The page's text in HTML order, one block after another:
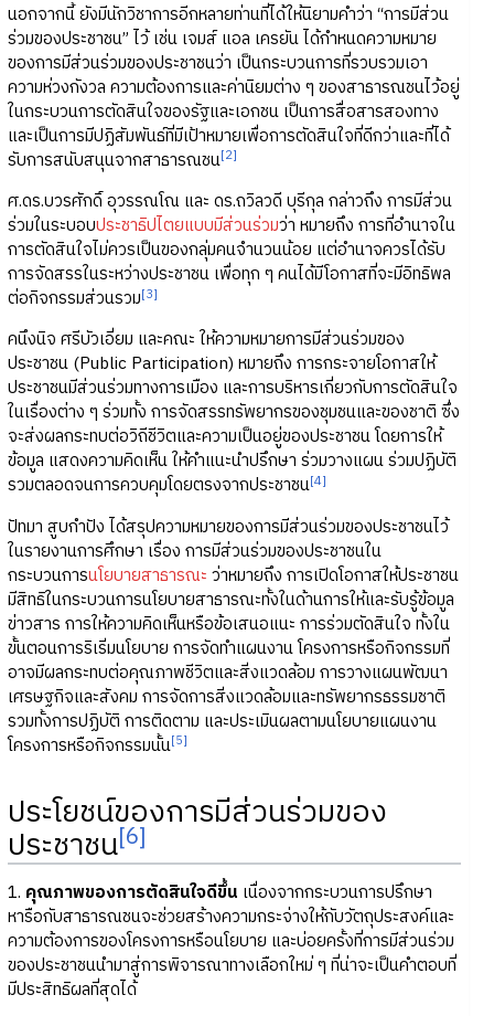
นอกจากนี้ ยังมีนักวิชาการอีกหลายท่านที่ได้ให้นิยามคำว่า “การมีส่วน
ร่วมของประชาชน” ไว้ เช่น เจมส์ แอล เครยัน ได้กำหนดความหมาย
ของการมีส่วนร่วมของประชาชนว่า เป็นกระบวนการที่รวบรวมเอา
ความห่วงกังวล ความต้องการและค่านิยมต่าง ๆ ของสาธารณชนไว้อยู่
ในกระบวนการตัดสินใจของรัฐและเอกชน เป็นการสื่อสารสองทาง
และเป็นการมีปฏิสัมพันธ์ที่มีเป้าหมายเพื่อการตัดสินใจที่ดีกว่าและที่ได้
รับการสนับสนุนจากสาธารณชน[2]
ศ.ดร.บวรศักดิ์ อุวรรณโณ และ ดร.ถวิลวดี บุรีกุล กล่าวถึง การมีส่วน
ร่วมในระบอบประชาธิปไตยแบบมีส่วนร่วมว่า หมายถึง การที่อำนาจใน
การตัดสินใจไม่ควรเป็นของกลุ่มคนจำนวนน้อย แต่อำนาจควรได้รับ
การจัดสรรในระหว่างประชาชน เพื่อทุก ๆ คนได้มีโอกาสที่จะมีอิทธิพล
ต่อกิจกรรมส่วนรวม[3]
คนึงนิจ ศรีบัวเอี่ยม และคณะ ให้ความหมายการมีส่วนร่วมของ
ประชาชน (Public Participation) หมายถึง การกระจายโอกาสให้
ประชาชนมีส่วนร่วมทางการเมือง และการบริหารเกี่ยวกับการตัดสินใจ
ในเรื่องต่าง ๆ ร่วมทั้ง การจัดสรรทรัพยากรของชุมชนและของชาติ ซึ่ง
จะส่งผลกระทบต่อวิถีชีวิตและความเป็นอยู่ของประชาชน โดยการให้
ข้อมูล แสดงความคิดเห็น ให้คำแนะนำปรึกษา ร่วมวางแผน ร่วมปฏิบัติ
รวมตลอดจนการควบคุมโดยตรงจากประชาชน[4]
ปัทมา สูบกำปัง ได้สรุปความหมายของการมีส่วนร่วมของประชาชนไว้
ในรายงานการศึกษา เรื่อง การมีส่วนร่วมของประชาชนใน
กระบวนการนโยบายสาธารณะ ว่าหมายถึง การเปิดโอกาสให้ประชาชน
มีสิทธิในกระบวนการนโยบายสาธารณะทั้งในด้านการให้และรับรู้ข้อมูล
ข่าวสาร การให้ความคิดเห็นหรือข้อเสนอแนะ การร่วมตัดสินใจ ทั้งใน
ขั้นตอนการริเริ่มนโยบาย การจัดทำแผนงาน โครงการหรือกิจกรรมที่
อาจมีผลกระทบต่อคุณภาพชีวิตและสิ่งแวดล้อม การวางแผนพัฒนา
เศรษฐกิจและสังคม การจัดการสิ่งแวดล้อมและทรัพยากรธรรมชาติ
รวมทั้งการปฏิบัติ การติดตาม และประเมินผลตามนโยบายแผนงาน
โครงการหรือกิจกรรมนั้น[5]
ประโยชน์ของการมีส่วนร่วมของ
ประชาชน[6]
1. คุณภาพของการตัดสินใจดีขึ้น เนื่องจากกระบวนการปรึกษา
หารือกับสาธารณชนจะช่วยสร้างความกระจ่างให้กับวัตถุประสงค์และ
ความต้องการของโครงการหรือนโยบาย และบ่อยครั้งที่การมีส่วนร่วม
ของประชาชนนำมาสู่การพิจารณาทางเลือกใหม่ ๆ ที่น่าจะเป็นคำตอบที่
มีประสิทธิผลที่สุดได้